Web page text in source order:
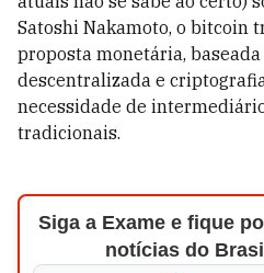
Satoshi Nakamoto, o bitcoin
proposta monetária,
descentralizada e
necessidade de
tradicionais.
Siga a Exame e fique
notícias do